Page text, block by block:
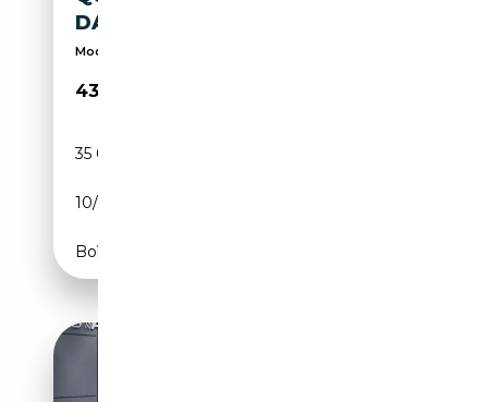
DAK *
Modern Cars Achten Genk
43 900€
35 000 km
10/2022
Boîte automatique